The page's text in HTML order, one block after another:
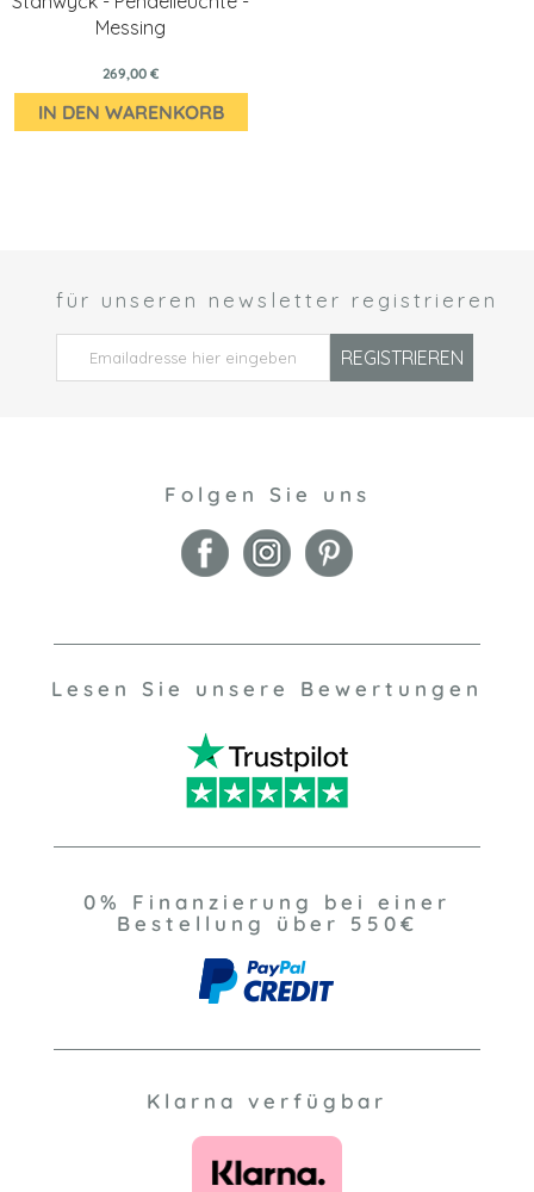
Messing
269,00 €
IN DEN WARENKORB
für unseren newsletter registrieren
REGISTRIEREN
Folgen Sie uns
Lesen Sie unsere Bewertungen
0% Finanzierung bei einer
Bestellung über 550€
Klarna verfügbar